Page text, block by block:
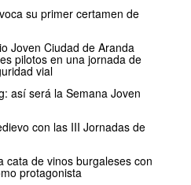
su primer certamen de
Joven Ciudad de Aranda
pilotos en una jornada de
vial
así será la Semana Joven
con las III Jornadas de
cata de vinos burgaleses con
protagonista